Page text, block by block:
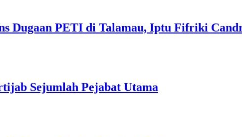
Dugaan PETI di Talamau, Iptu Fifriki
Sejumlah Pejabat Utama